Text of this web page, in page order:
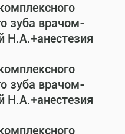
зуба врачом-
Н.А.+анестезия
зуба врачом-
Н.А.+анестезия